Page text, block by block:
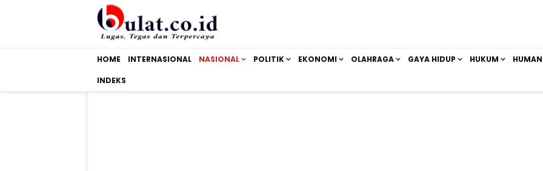
HOME INTERNASIONAL NASIONAL POLITIK EKONOMI OLAHRAGA GAYA HIDUP HUKUM
INDEKS